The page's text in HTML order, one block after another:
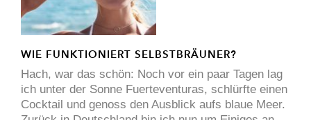
WIE FUNKTIONIERT SELBSTBRÄUNER?
Hach, war das schön: Noch vor ein paar Tagen lag
ich unter der Sonne Fuerteventuras, schlürfte einen
Cocktail und genoss den Ausblick aufs blaue Meer.